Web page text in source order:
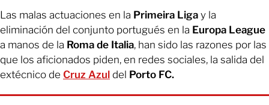
Las malas actuaciones en la Primeira Liga y la
eliminación del conjunto portugués en la Europa League
a manos de la Roma de Italia, han sido las razones por las
que los aficionados piden, en redes sociales, la salida del
extécnico de Cruz Azul del Porto FC.